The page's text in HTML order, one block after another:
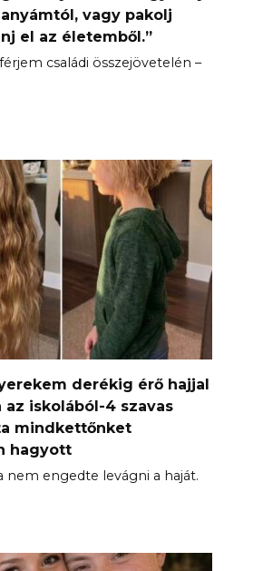
vagy pakolj
el az életemből.”
családi összejövetelén –
derékig érő hajjal
iskolából-4 szavas
mindkettőnket
hagyott
nem engedte levágni a haját.